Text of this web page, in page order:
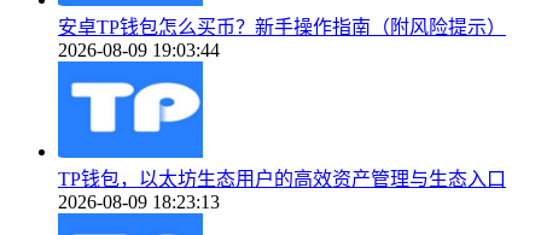
安卓TP钱包怎么买币？新手操作指南（附风险提示）
2026-08-09 19:03:44
TP钱包，以太坊生态用户的高效资产管理与生态入口
2026-08-09 18:23:13